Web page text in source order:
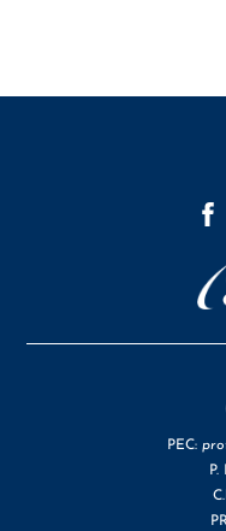
PEC:
P.